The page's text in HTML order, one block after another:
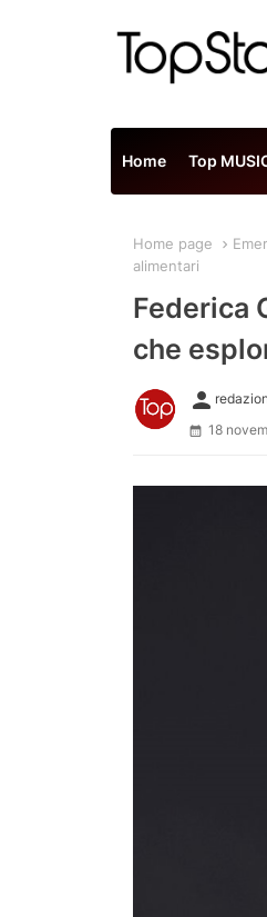
Home Top
Home page
alimentari
Federica
che
person
18